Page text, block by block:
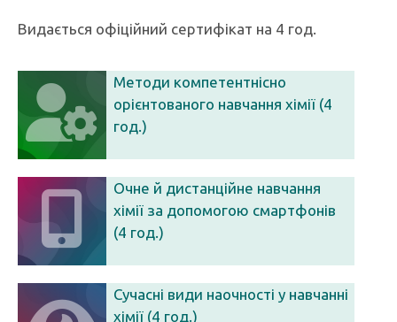
Видається офіційний сертифікат на 4 год.
Методи компетентнісно
орієнтованого навчання хімії (4
год.)
Очне й дистанційне навчання
хімії за допомогою смартфонів
(4 год.)
Сучасні види наочності у навчанні
хімії (4 год.)